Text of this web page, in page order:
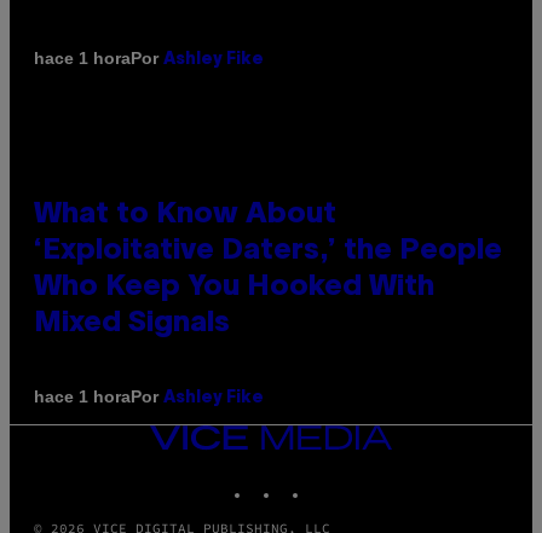
hace 1 horaPor Ashley Fike
What to Know About
‘Exploitative Daters,’ the People
Who Keep You Hooked With
Mixed Signals
hace 1 horaPor Ashley Fike
VICE
MEDIA
© 2026 VICE DIGITAL PUBLISHING, LLC